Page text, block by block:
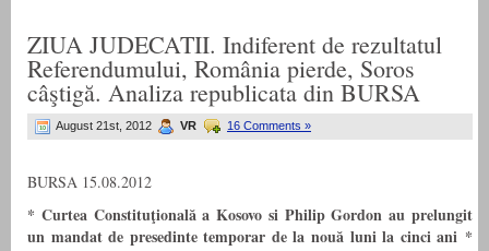
ZIUA JUDECATII. Indiferent de rezultatul
Referendumului, România pierde, Soros
câştigă. Analiza republicata din BURSA
August 21st, 2012 VR 16 Comments »
BURSA 15.08.2012
* Curtea Constituţională a Kosovo si Philip Gordon au prelungit
un mandat de presedinte temporar de la nouă luni la cinci ani *